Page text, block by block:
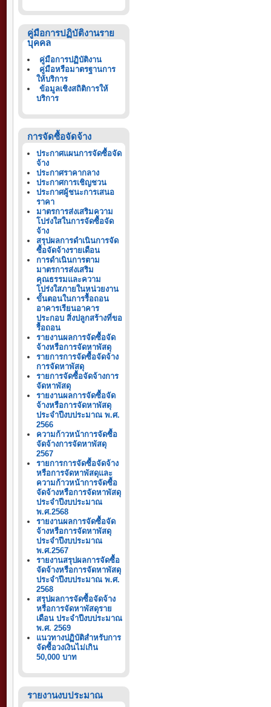
คู่มือการปฏิบัติงานราย
บุคคล
คู่มือการปฏิบัติงาน
คู่มือหรือมาตรฐานการ
ให้บริการ
ข้อมูลเชิงสถิติการให้
บริการ
การจัดซื้อจัดจ้าง
ประกาศแผนการจัดซื้อจัด
จ้าง
ประกาศราคากลาง
ประกาศการเชิญชวน
ประกาศผู้ชนะการเสนอ
ราคา
มาตรการส่งเสริมความ
โปร่งใสในการจัดซื้อจัด
จ้าง
สรุปผลการดำเนินการจัด
ซื้อจัดจ้างรายเดือน
การดำเนินการตาม
มาตรการส่งเสริม
คุณธรรมและความ
โปร่งใสภายในหน่วยงาน
ขั้นตอนในการรื้อถอน
อาคารเรียนอาคาร
ประกอบ สิ่งปลูกสร้างที่ขอ
รื้อถอน
รายงานผลการจัดซื้อจัด
จ้างหรือการจัดหาพัสดุ
รายการการจัดซื้อจัดจ้าง
การจัดหาพัสดุ
รายการจัดซื้อจัดจ้างการ
จัดหาพัสดุ
รายงานผลการจัดซื้อจัด
จ้างหรือการจัดหาพัสดุ
ประจำปีงบประมาณ พ.ศ.
2566
ความก้าวหน้าการจัดซื้อ
จัดจ้างการจัดหาพัสดุ
2567
รายการการจัดซื้อจัดจ้าง
หรือการจัดหาพัสดุและ
ความก้าวหน้าการจัดซื้อ
จัดจ้างหรือการจัดหาพัสดุ
ประจำปีงบประมาณ
พ.ศ.2568
รายงานผลการจัดซื้อจัด
จ้างหรือการจัดหาพัสดุ
ประจำปีงบประมาณ
พ.ศ.2567
รายงานสรุปผลการจัดซื้อ
จัดจ้างหรือการจัดหาพัสดุ
ประจำปีงบประมาณ พ.ศ.
2568
สรุปผลการจัดซื้อจัดจ้าง
หรือการจัดหาพัสดุราย
เดือน ประจำปีงบประมาณ
พ.ศ. 2569
แนวทางปฏิบัติสำหรับการ
จัดซื้อวงเงินไม่เกิน
50,000 บาท
รายงานงบประมาณ